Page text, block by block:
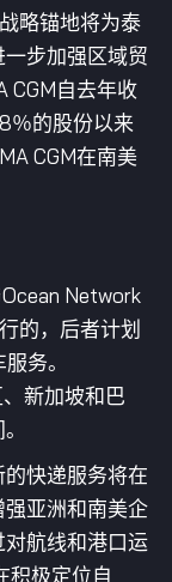
略锚地将为泰
步加强区域贸
CGM自去年收
％的股份以来
CGM在南美
Network
的，后者计划
务。
新加坡和巴
快递服务将在
亚洲和南美企
航线和港口运
积极定位自